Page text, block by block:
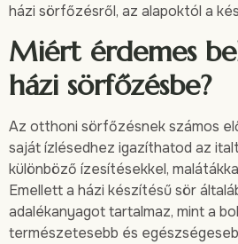
házi sörfőzésről, az alapoktól a
Miért érdemes
házi sörfőzésbe?
Az otthoni sörfőzésnek számos
saját ízlésedhez igazíthatod az
különböző ízesítésekkel,
Emellett a házi készítésű sör
adalékanyagot tartalmaz, mint a
természetesebb és